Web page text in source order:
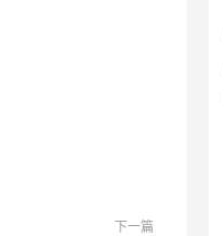
下一篇